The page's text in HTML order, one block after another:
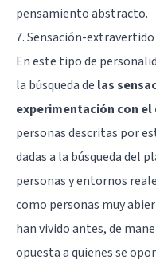
pensamiento abstracto.
7. Sensación-extravertido
En este tipo de
la búsqueda de las
experimentación con
personas descritas por
dadas a la búsqueda del
personas y entornos
como personas muy
han vivido antes, de
opuesta a quienes se